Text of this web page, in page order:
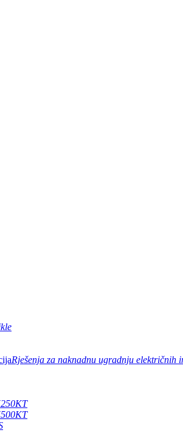
Rješenja za naknadnu ugradnju električnih